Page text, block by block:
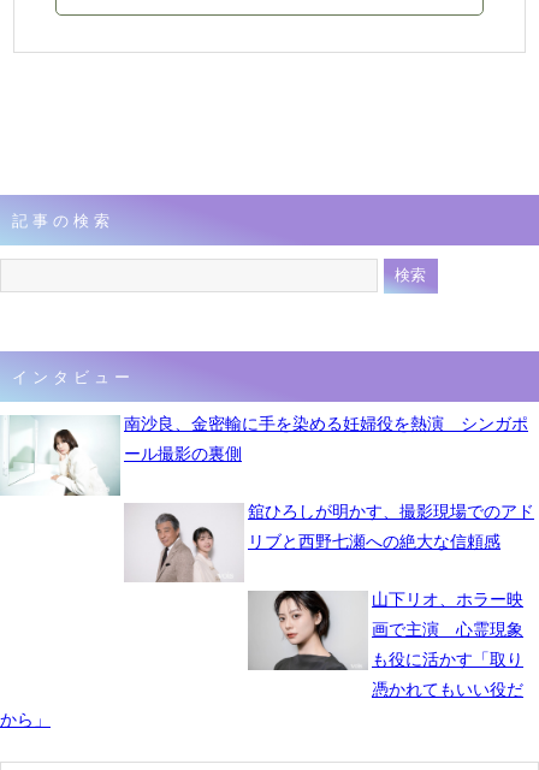
記事の検索
インタビュー
南沙良、金密輸に手を染める妊婦役を熱演 シンガポ
ール撮影の裏側
舘ひろしが明かす、撮影現場でのアド
リブと西野七瀬への絶大な信頼感
山下リオ、ホラー映
画で主演 心霊現象
も役に活かす「取り
憑かれてもいい役だ
から」